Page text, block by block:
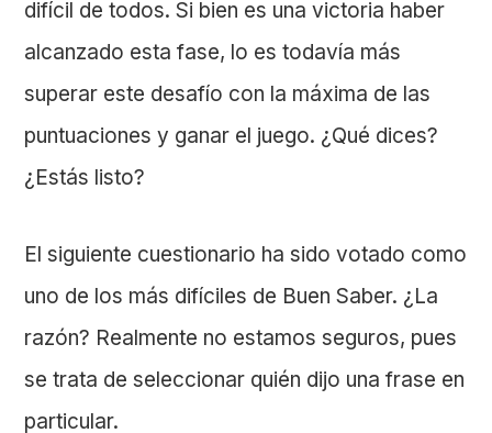
difícil de todos. Si bien es una victoria haber
alcanzado esta fase, lo es todavía más
superar este desafío con la máxima de las
puntuaciones y ganar el juego. ¿Qué dices?
¿Estás listo?
El siguiente cuestionario ha sido votado como
uno de los más difíciles de Buen Saber. ¿La
razón? Realmente no estamos seguros, pues
se trata de seleccionar quién dijo una frase en
particular.